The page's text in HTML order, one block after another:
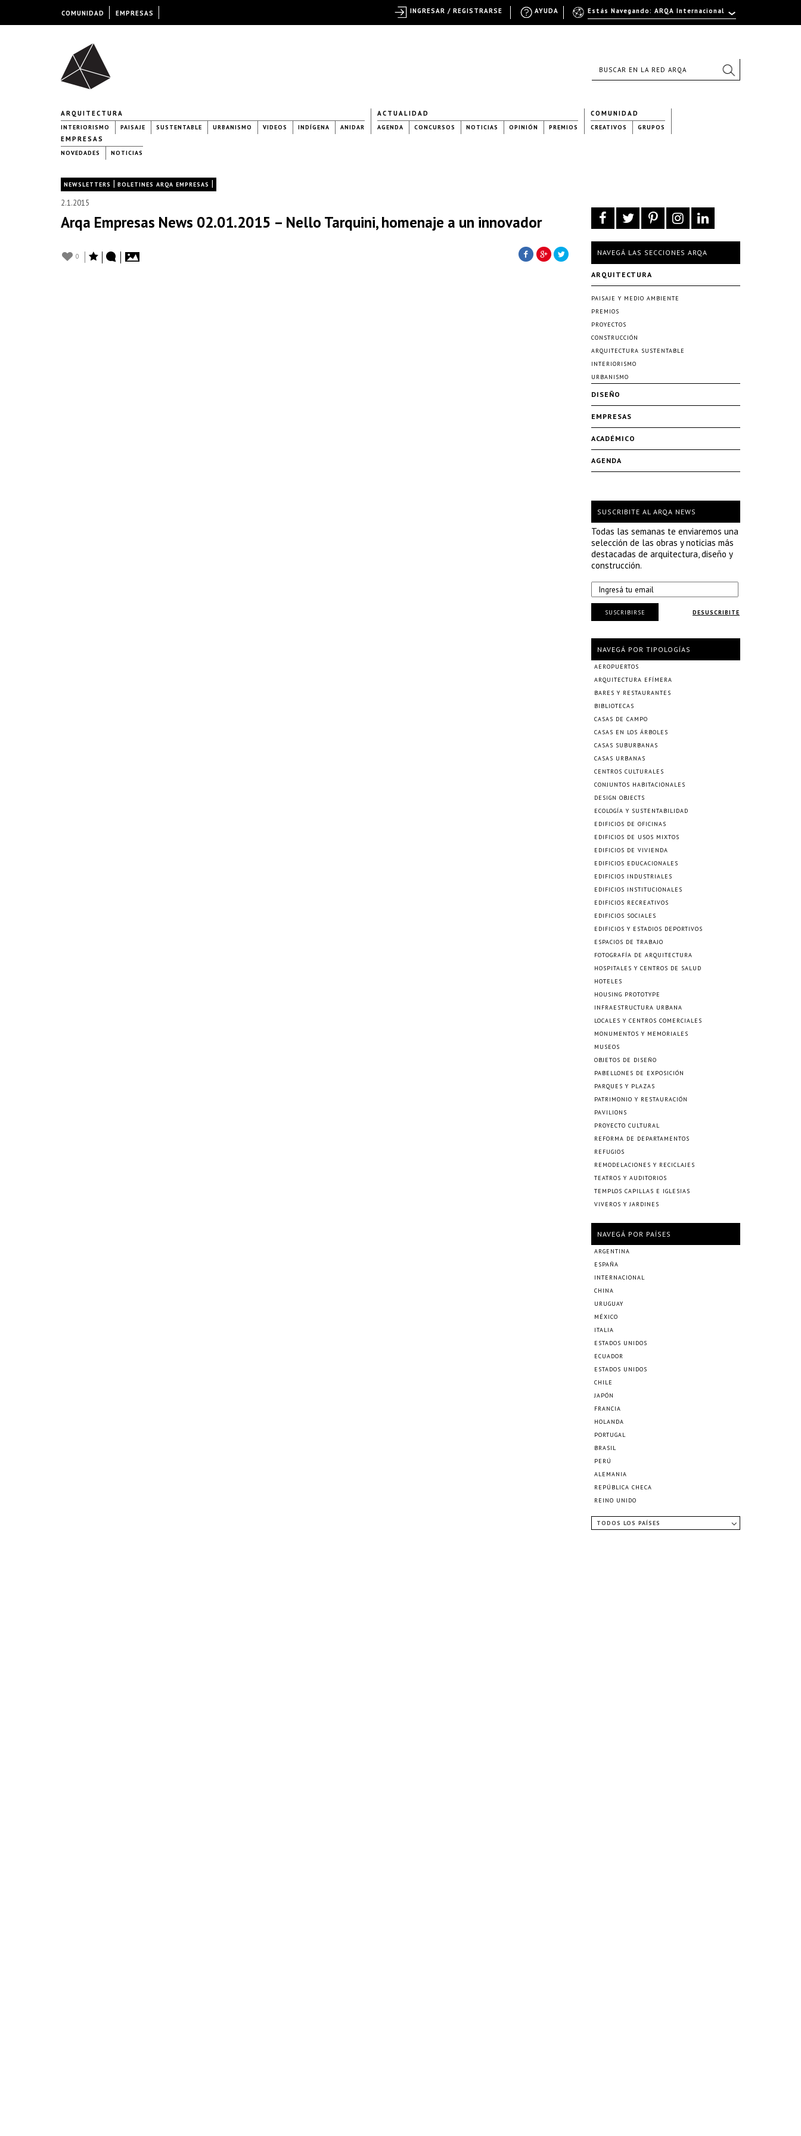
ARQUITECTURA
INTERIORISMO PAISAJE SUSTENTABLE URBANISMO VIDEOS INDÍGENA ANIDAR
ACTUALIDAD
AGENDA CONCURSOS NOTICIAS OPINIÓN PREMIOS
COMUNIDAD
CREATIVOS GRUPOS
EMPRESAS
NOVEDADES NOTICIAS
NEWSLETTERS | BOLETINES ARQA EMPRESAS |
2.1.2015
Arqa Empresas News 02.01.2015 – Nello Tarquini, homenaje a un innovador
0 NAVEGÁ LAS SECCIONES ARQA
ARQUITECTURA
PAISAJE Y MEDIO AMBIENTE
PREMIOS
PROYECTOS
CONSTRUCCIÓN
ARQUITECTURA SUSTENTABLE
INTERIORISMO
URBANISMO
DISEÑO
EMPRESAS
ACADÉMICO
AGENDA
SUSCRIBITE AL ARQA NEWS
Todas las semanas te enviaremos una
selección de las obras y noticias más
destacadas de arquitectura, diseño y
construcción.
DESUSCRIBITE
SUSCRIBIRSE
NAVEGÁ POR TIPOLOGÍAS
AEROPUERTOS
ARQUITECTURA EFÍMERA
BARES Y RESTAURANTES
BIBLIOTECAS
CASAS DE CAMPO
CASAS EN LOS ÁRBOLES
CASAS SUBURBANAS
CASAS URBANAS
CENTROS CULTURALES
CONJUNTOS HABITACIONALES
DESIGN OBJECTS
ECOLOGÍA Y SUSTENTABILIDAD
EDIFICIOS DE OFICINAS
EDIFICIOS DE USOS MIXTOS
EDIFICIOS DE VIVIENDA
EDIFICIOS EDUCACIONALES
EDIFICIOS INDUSTRIALES
EDIFICIOS INSTITUCIONALES
EDIFICIOS RECREATIVOS
EDIFICIOS SOCIALES
EDIFICIOS Y ESTADIOS DEPORTIVOS
ESPACIOS DE TRABAJO
FOTOGRAFÍA DE ARQUITECTURA
HOSPITALES Y CENTROS DE SALUD
HOTELES
HOUSING PROTOTYPE
INFRAESTRUCTURA URBANA
LOCALES Y CENTROS COMERCIALES
MONUMENTOS Y MEMORIALES
MUSEOS
OBJETOS DE DISEÑO
PABELLONES DE EXPOSICIÓN
PARQUES Y PLAZAS
PATRIMONIO Y RESTAURACIÓN
PAVILIONS
PROYECTO CULTURAL
REFORMA DE DEPARTAMENTOS
REFUGIOS
REMODELACIONES Y RECICLAJES
TEATROS Y AUDITORIOS
TEMPLOS CAPILLAS E IGLESIAS
VIVEROS Y JARDINES
NAVEGÁ POR PAÍSES
ARGENTINA
ESPAÑA
INTERNACIONAL
CHINA
URUGUAY
MÉXICO
ITALIA
ESTADOS UNIDOS
ECUADOR
ESTADOS UNIDOS
CHILE
JAPÓN
FRANCIA
HOLANDA
PORTUGAL
BRASIL
PERÚ
ALEMANIA
REPÚBLICA CHECA
REINO UNIDO
TODOS LOS PAÍSES
COMUNIDAD EMPRESAS Estás Navegando: ARQA Internacional
AYUDA
INGRESAR / REGISTRARSE